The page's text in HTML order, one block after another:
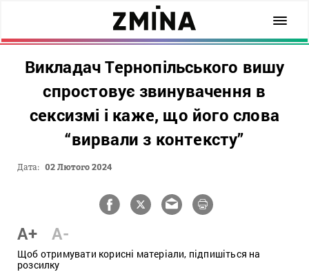
Викладач Тернопільського вишу
спростовує звинувачення в
сексизмі і каже, що його слова
“вирвали з контексту”
Дата: 02 Лютого 2024
A+ A-
Щоб отримувати корисні матеріали, підпишіться на
розсилку